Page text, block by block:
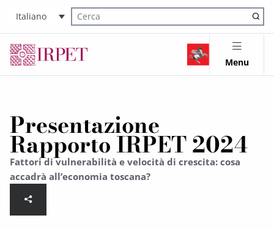
Italiano
Cerca nel sito
Menu
Presentazione
Rapporto IRPET 2024
Fattori di vulnerabilità e velocità di crescita: cosa
accadrà all’economia toscana?